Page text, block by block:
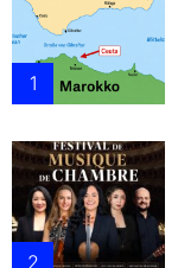
1
2